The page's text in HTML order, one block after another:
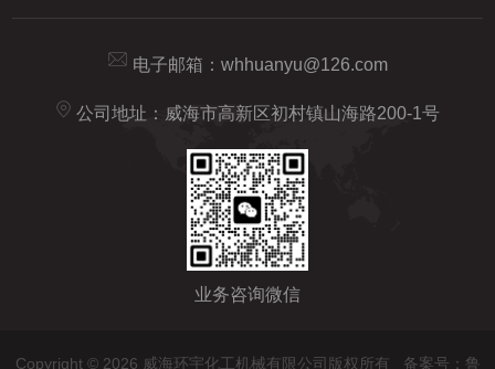
电子邮箱： whhuanyu@126.com
公司地址：威海市高新区初村镇山海路200-1号
业务咨询微信
Copyright © 2026 威海环宇化工机械有限公司版权所有 备案号：鲁